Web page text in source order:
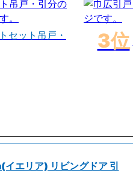
セット吊戸・
エリア) リビングドア 引